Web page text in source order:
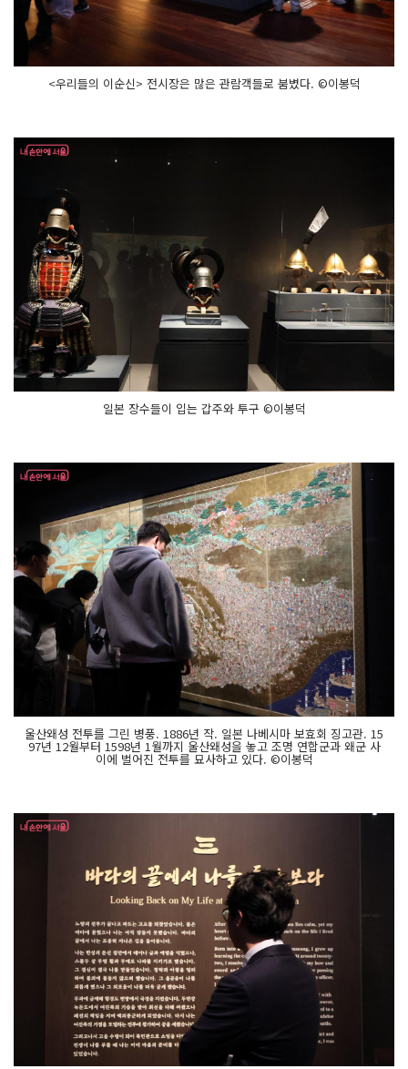
<우리들의 이순신> 전시장은 많은 관람객들로 붐볐다. ©이봉덕
일본 장수들이 입는 갑주와 투구 ©이봉덕
울산왜성 전투를 그린 병풍. 1886년 작. 일본 나베시마 보효회 징고관. 15
97년 12월부터 1598년 1월까지 울산왜성을 놓고 조명 연합군과 왜군 사
이에 벌어진 전투를 묘사하고 있다. ©이봉덕